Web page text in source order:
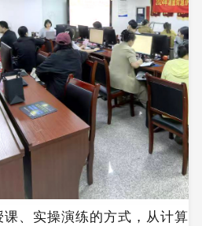
、实操演练的方式，从计算